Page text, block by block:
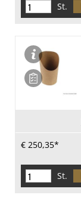
St.
€ 250,35*
St.